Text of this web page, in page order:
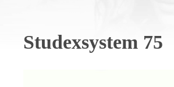
Studexsystem 75